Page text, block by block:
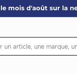
le mois d'août sur la